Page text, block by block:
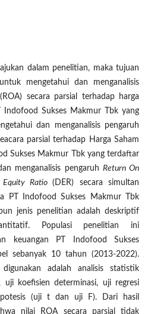
dalam penelitian, maka tujuan
mengetahui dan menganalisis
(ROA) secara parsial terhadap harga
Indofood Sukses Makmur Tbk yang
dan menganalisis pengaruh
parsial terhadap Harga Saham
Sukses Makmur Tbk yang terdaftar
menganalisis pengaruh Return On
Equity Ratio(DER) secara simultan
PT Indofood Sukses Makmur Tbk
jenis penelitian adalah deskriptif
Populasi penelitian ini
keuangan PT Indofood Sukses
sebanyak 10 tahun (2013-2022).
adalah analisis statistik
uji koefisien determinasi, uji regresi
(uji t dan uji F). Dari hasil
nilai ROA secara parsial tidak